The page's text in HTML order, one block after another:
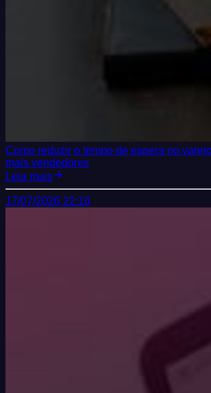
Como reduzir o tempo de espera no
mais vendedores
Leia mais
17/07/2026 22:16